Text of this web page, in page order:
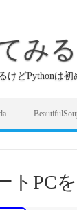
みる
けどPythonは初
トPC